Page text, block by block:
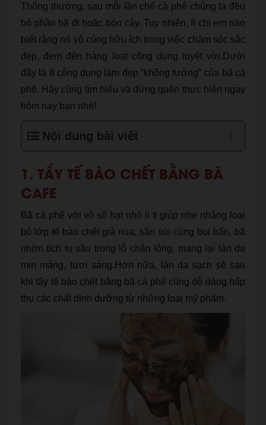
Thông thường, sau mỗi lần chế cà phê chúng ta đều
bỏ phần bã đi hoặc bón cây. Tuy nhiên, ít chị em nào
biết rằng nó vô cùng hữu ích trong việc chăm sóc sắc
đẹp, đem đến hàng loạt công dụng tuyệt vời.Dưới
đây là 8 công dụng làm đẹp “không tưởng” của bã cà
phê. Hãy cùng tìm hiểu và đừng quên thực hiện ngay
hôm nay bạn nhé!
Nội dung bài viết
1. TẨY TẾ BÀO CHẾT BẰNG BÃ
CAFE
Bã cà phê với vô số hạt nhỏ li ti giúp nhẹ nhàng loại
bỏ lớp tế bào chết già nua, sần sùi cùng bụi bẩn, bã
nhờn tích tụ sâu trong lỗ chân lông, mang lại làn da
mịn màng, tươi sáng.Hơn nữa, làn da sạch sẽ sau
khi tẩy tế bào chết bằng bã cà phê cũng dễ dàng hấp
thụ các chất dinh dưỡng từ những loại mỹ phẩm.